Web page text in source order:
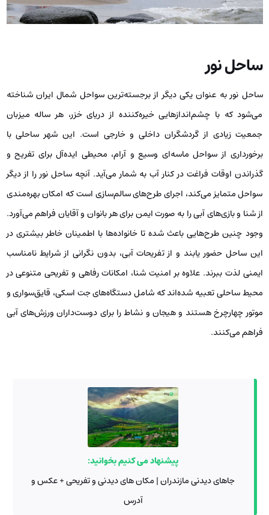
ساحل نور
ساحل نور به عنوان یکی دیگر از برجسته‌ترین سواحل شمال ایران شناخته
می‌شود که با چشم‌اندازهایی خیره‌کننده از دریای خزر، هر ساله میزبان
جمعیت زیادی از گردشگران داخلی و خارجی است. این شهر ساحلی با
برخورداری از سواحل ماسه‌ای وسیع و آرام، محیطی ایده‌آل برای تفریح و
گذراندن اوقات فراغت در کنار آب به شمار می‌آید. آنچه ساحل نور را از دیگر
سواحل متمایز می‌کند، اجرای طرح‌های سالم‌سازی است که امکان بهره‌مندی
از شنا و بازی‌های آبی را به صورت ایمن برای هر بانوان و آقایان فراهم می‌آورد.
وجود چنین طرح‌هایی باعث شده تا خانواده‌ها با اطمینان خاطر بیشتری در
این ساحل حضور یابند و از تفریحات آبی، بدون نگرانی از شرایط نامناسب
ایمنی لذت ببرند. علاوه بر امنیت شنا، امکانات رفاهی و تفریحی متنوعی در
محیط ساحلی تعبیه شده‌اند که شامل دستگاه‌های جت اسکی، قایق‌سواری و
موتور چهارچرخ هستند و هیجان و نشاط را برای دوست‌داران ورزش‌های آبی
فراهم می‌کنند.
پیشنهاد می کنیم بخوانید:
جاهای دیدنی مازندران | مکان های دیدنی و تفریحی + عکس و
آدرس